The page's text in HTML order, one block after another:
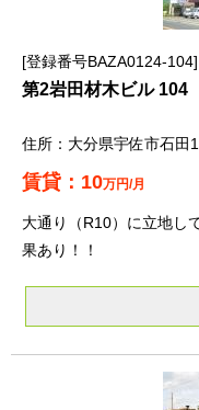
登録番号BAZA0124-104
第2岩田材木ビル 104
大分県宇佐市石田
10万円/月
大通り（R10）に立地し
果あり！！